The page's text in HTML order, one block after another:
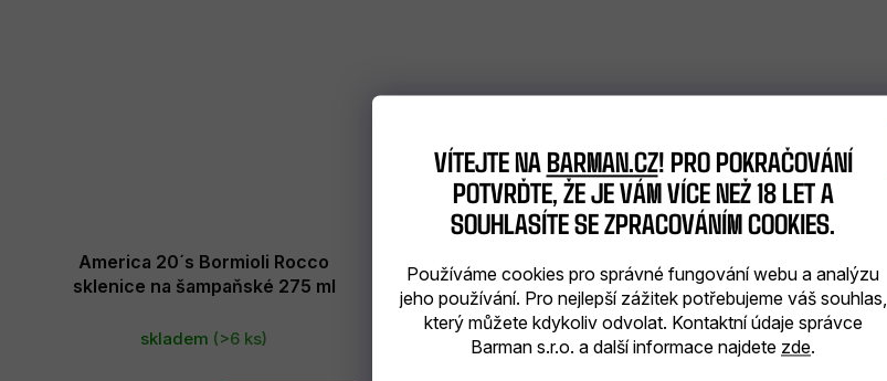
VÍTEJTE NABARMAN.CZ! PRO POKRAČOVÁNÍ
POTVRĎTE, ŽE JE VÁM VÍCE NEŽ 18 LET A
SOUHLASÍTE SE ZPRACOVÁNÍM COOKIES.
Používáme cookies pro správné fungování webu a analýzu
jeho používání. Pro nejlepší zážitek potřebujeme váš souhlas,
který můžete kdykoliv odvolat. Kontaktní údaje správce
Barman s.r.o. a další informace najdete zde.
America 20´s Bormioli Rocco
sklenice na šampaňské 275 ml
skladem (>6 ks)